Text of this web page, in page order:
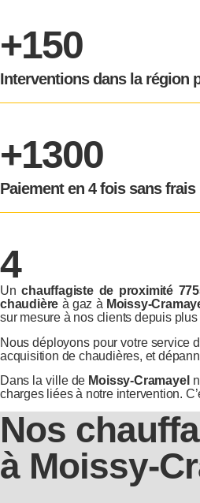
+150
Interventions dans la région
+1300
Paiement en 4 fois sans frais
4
Unchauffagiste de proximité
chaudière à gaz à Moissy-
sur mesure à nos clients depuis plus
Nous déployons pour votre service
acquisition de chaudières, et
Dans la ville de Moissy-Cramayel
charges liées à notre intervention.
Nos
à Moissy-